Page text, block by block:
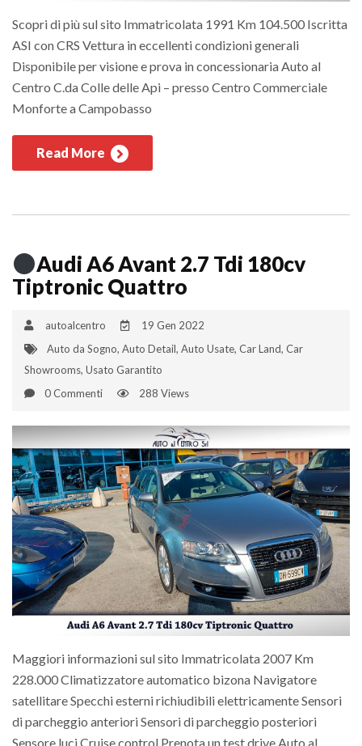
Scopri di più sul sito Immatricolata 1991 Km 104.500 Iscritta
ASI con CRS Vettura in eccellenti condizioni generali
Disponibile per visione e prova in concessionaria Auto al
Centro C.da Colle delle Api – presso Centro Commerciale
Monforte a Campobasso
Read More
Audi A6 Avant 2.7 Tdi 180cv
Tiptronic Quattro
autoalcentro
19 Gen 2022
Auto da Sogno, Auto Detail, Auto Usate, Car Land, Car
Showrooms, Usato Garantito
0 Commenti
288 Views
Maggiori informazioni sul sito Immatricolata 2007 Km
228.000 Climatizzatore automatico bizona Navigatore
satellitare Specchi esterni richiudibili elettricamente Sensori
di parcheggio anteriori Sensori di parcheggio posteriori
Sensore luci Cruise control Prenota un test drive Auto al